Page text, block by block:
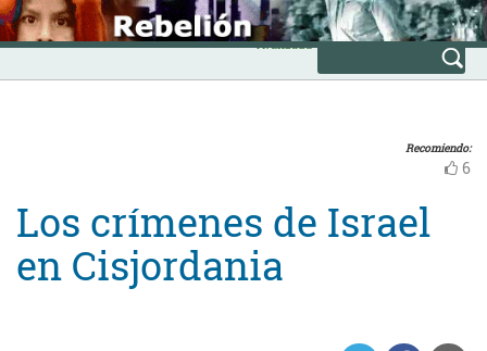
Skip
to
content
INICIO
Avanzada
Recomiendo:
6
Los crímenes de Israel
en Cisjordania